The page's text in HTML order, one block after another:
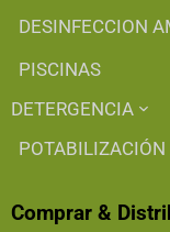
DESINFECCION
PISCINAS
DETERGENCIA
Comprar &